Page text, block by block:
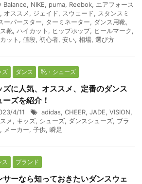
Balance, NIKE, puma, Reebok, エアフォース
, オススメ, ジェイド, スウェード, スタンスミ
ーパースター, ターミネーター, ダンス用靴,
靴, ハイカット , ヒップホップ, ヒールマーク,
ット , 値段, 初心者, 安い, 相場, 選び方
ズ ダンス 靴・シューズ
ズに人気、オススメ、定番のダンス
ーズを紹介！
4/11 adidas, CHEER, JADE, VISION,
メ, キッズ, シューズ, ダンスシューズ, ブラ
, メーカー, 子供, 瞬足
ス ブランド
サーなら知っておきたいダンスウェ